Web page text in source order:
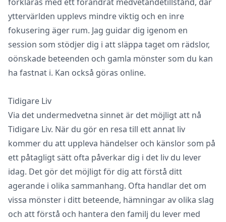
yttervärlden upplevs mindre viktig och en inre
fokusering äger rum. Jag guidar dig igenom en
session som stödjer dig i att släppa taget om rädslor,
oönskade beteenden och gamla mönster som du kan
ha fastnat i. Kan också göras online.
Tidigare Liv
Via det undermedvetna sinnet är det möjligt att nå
Tidigare Liv. När du gör en resa till ett annat liv
kommer du att uppleva händelser och känslor som på
ett påtagligt sätt ofta påverkar dig i det liv du lever
idag. Det gör det möjligt för dig att förstå ditt
agerande i olika sammanhang. Ofta handlar det om
vissa mönster i ditt beteende, hämningar av olika slag
och att förstå och hantera den familj du lever med